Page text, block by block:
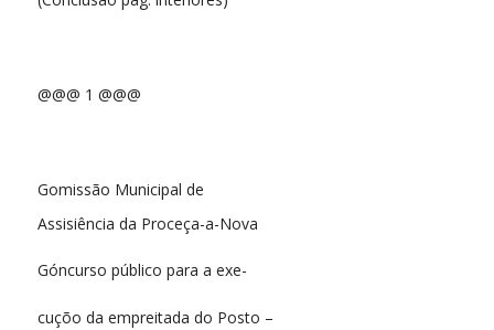
@@@ 1 @@@
Gomissão Municipal de
Assisiência da Proceça-a-Nova
Góncurso público para a exe-
cuçõo da empreitada do Posto –